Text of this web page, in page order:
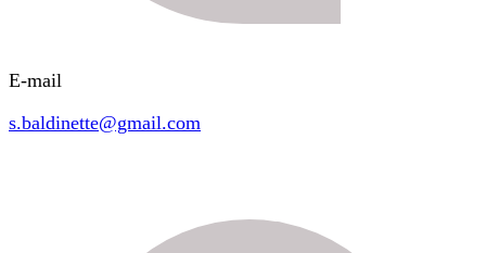
E-mail
s.baldinette@gmail.com